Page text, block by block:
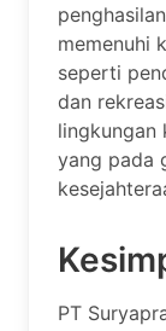
memenuhi
seperti
dan
lingkungan
yang pada
PT